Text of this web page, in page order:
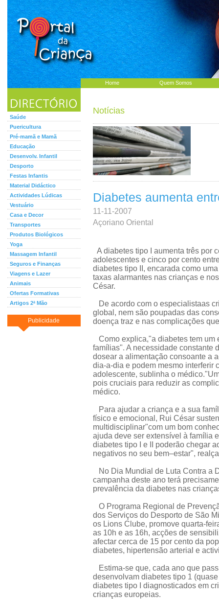
Home Quem Somos
Saúde
Puericultura
Pré-mamã e Mamã
Educação
Desenvolv. Infantil
Desporto
Festas Infantis
Material Didáctico
Actividades Lúdicas
Vestuário
Casa e Decor
Transportes
Produtos Biológicos
Yoga
Massagem Infantil
Seguros e Finanças
Viagens e Lazer
Animais
Ofertas Formativas
Artigos 2ª Mão
Publicidade
Notícias
Diabetes aumenta
11-11-2007
Açoriano Oriental
A diabetes tipo I aumenta três por
adolescentes e cinco por cento
diabetes tipo II, encarada como
taxas alarmantes nas crianças e
César.
De acordo com o especialistaas
global, nem são poupadas das
doença traz e nas complicações
Como explica,"a diabetes tem um
famílias". A necessidade constante
dosear a alimentação consoante a
dia-a-dia e podem mesmo interferir
adolescente, sublinha o
pois cruciais para reduzir as
médico.
Para ajudar a criança e a sua
físico e emocional, Rui César
multidisciplinar"com um bom
ajuda deve ser extensível à família
diabetes tipo I e II poderão chegar
negativos no seu bem–estar",
No Dia Mundial de Luta Contra a
campanha deste ano terá
prevalência da diabetes nas
O Programa Regional de
dos Serviços do Desporto de São
os Lions Clube, promove quarta-
as 10h e as 16h, acções de
afectar cerca de 15 por cento da
diabetes, hipertensão arterial e
Estima-se que, cada ano que
desenvolvam diabetes tipo 1
diabetes tipo I diagnosticados em
crianças europeias.